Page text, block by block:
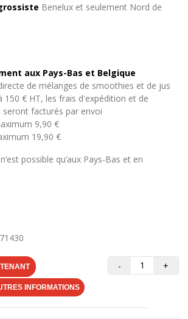
Benelux et seulement Nord de
aux Pays-Bas et Belgique
de mélanges de smoothies et de jus
150 € HT, les frais d'expédition et de
facturés par envoi
9,90 €
19,90 €
possible qu’aux Pays-Bas et en
- +
INFORMATIONS